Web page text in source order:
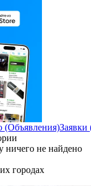
(Объявления)Заявки
ничего не найдено
городах